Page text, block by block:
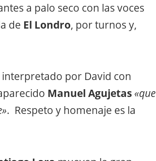
a palo seco con las voces
de El Londro, por turnos y,
interpretado por David con
Manuel Agujetas «que
. Respeto y homenaje es la